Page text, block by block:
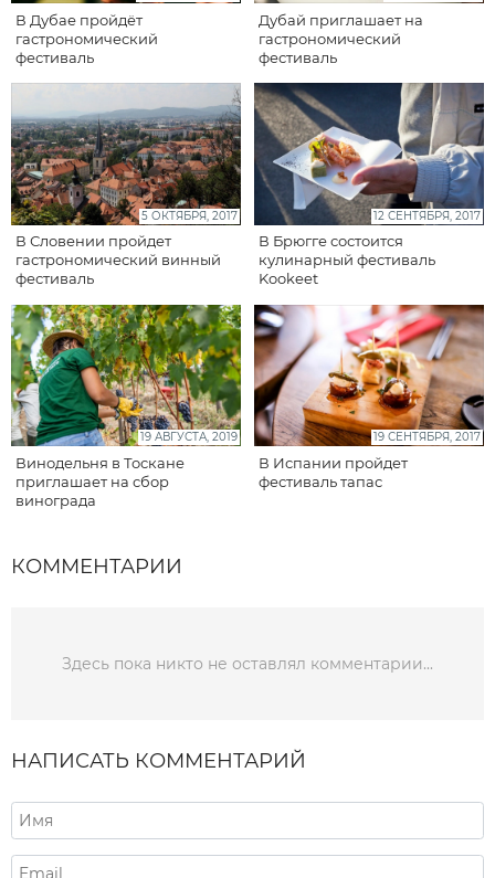
В Дубае пройдёт
гастрономический
фестиваль
Дубай приглашает на
гастрономический
фестиваль
5 ОКТЯБРЯ, 2017
В Словении пройдет
гастрономический винный
фестиваль
12 СЕНТЯБРЯ, 2017
В Брюгге состоится
кулинарный фестиваль
Kookeet
19 АВГУСТА, 2019
Винодельня в Тоскане
приглашает на сбор
винограда
19 СЕНТЯБРЯ, 2017
В Испании пройдет
фестиваль тапас
КОММЕНТАРИИ
Здесь пока никто не оставлял комментарии...
НАПИСАТЬ КОММЕНТАРИЙ